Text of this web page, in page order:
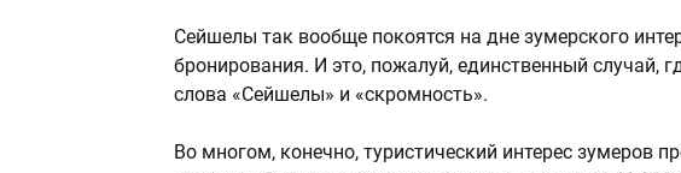
Сейшелы так вообще покоятся на дне зумерского
бронирования. И это, пожалуй, единственный случай,
слова «Сейшелы» и «скромность».
Во многом, конечно, туристический интерес зумеров